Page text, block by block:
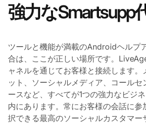
強力なSmartsupp
ツールと機能が満載のAndroidヘルプ
合は、ここが正しい場所です。
ャネルを通じてお客様と接続します。
ット、ソーシャルメディア、コールセ
ースなど、すべてが1つの強力なビジ
内にあります。常にお客様の会話に参
択できる最高のソーシャルカスタマー